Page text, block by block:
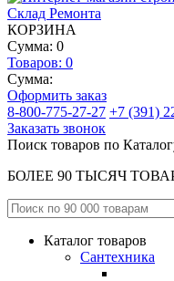
КОРЗИНА
Сумма: 0
Товаров: 0
Сумма:
Оформить заказ
8-800-775-27-27 +7 (391)
Заказать звонок
Поиск товаров по
БОЛЕЕ 90 ТЫСЯЧ
Каталог товаров
Сантехника